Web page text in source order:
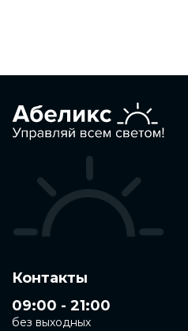
Контакты
09:00 - 21:00
без выходных